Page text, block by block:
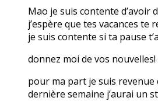
Mao je suis contente d’avoir
j’espère que tes vacances
je suis contente si ta pause
donnez moi de vos nouvelles!
pour ma part je suis
dernière semaine j’aurai un